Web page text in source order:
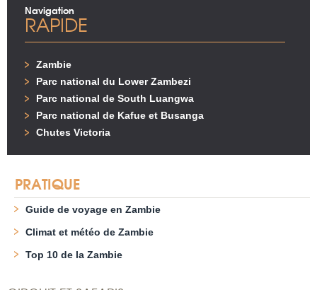
Navigation
RAPIDE
Zambie
Parc national du Lower Zambezi
Parc national de South Luangwa
Parc national de Kafue et Busanga
Chutes Victoria
PRATIQUE
Guide de voyage en Zambie
Climat et météo de Zambie
Top 10 de la Zambie